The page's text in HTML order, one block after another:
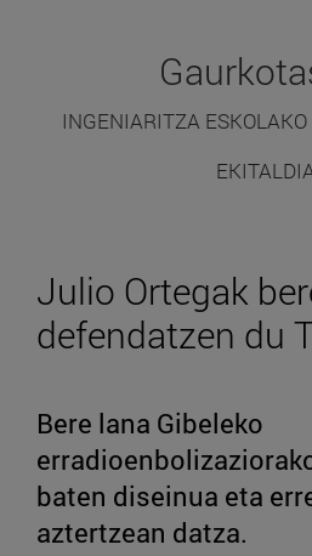
INGENIARITZA
Julio Ortegak
defendatzen du
Bere lana Gibeleko
baten diseinua eta
aztertzean datza.